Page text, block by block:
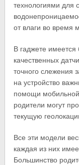
технологиями для
от влаги во время
В гаджете
качественных
точного слежения
на устройство
помощи
родители могут
текущую
Все эти модели
каждая из них
Большинство